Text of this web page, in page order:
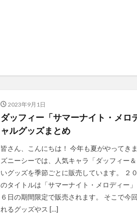
2023年9月1日
ダッフィー「サマーナイト・メロ
ャルグッズまとめ
皆さん、こんにちは！ 今年も夏がやってき
ズニーシーでは、人気キャラ「ダッフィー
いグッズを季節ごとに販売しています。 ２
のタイトルは「サマーナイト・メロディー
６日の期間限定で販売されます。 そこで今
れるグッズやス […]